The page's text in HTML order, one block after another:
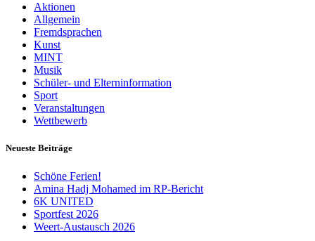
Aktionen
Allgemein
Fremdsprachen
Kunst
MINT
Musik
Schüler- und Elterninformation
Sport
Veranstaltungen
Wettbewerb
Neueste Beiträge
Schöne Ferien!
Amina Hadj Mohamed im RP-Bericht
6K UNITED
Sportfest 2026
Weert-Austausch 2026